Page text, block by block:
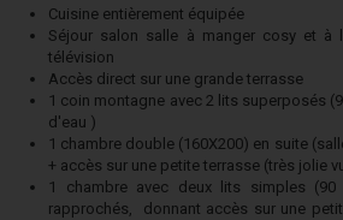
Cuisine entièrement équipée
Séjour salon salle à manger cosy et à
télévision
Accès direct sur une grande terrasse
1 coin montagne avec 2 lits superposés
d'eau )
1 chambre double (160X200) en suite
+ accès sur une petite terrasse (très jolie
1 chambre avec deux lits simples
rapprochés, donnant accès sur une